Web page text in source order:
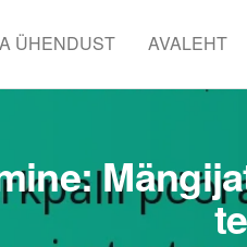
ÜHENDUST AVALEHT